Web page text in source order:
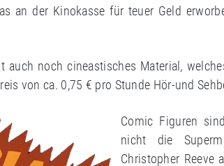
an der Kinokasse für teuer Geld
auch noch cineastisches Material,
von ca. 0,75 € pro Stunde Hör-und
Comic Figuren
nicht die
Christopher Reeve